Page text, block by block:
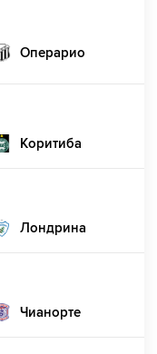
Операрио
Коритиба
Лондрина
Чианорте